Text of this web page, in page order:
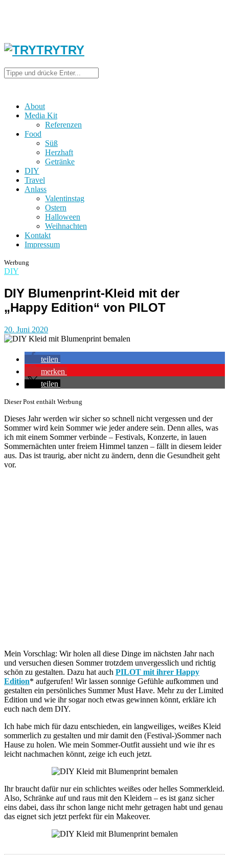
About
Media Kit
Referenzen
Food
Süß
Herzhaft
Getränke
DIY
Travel
Anlass
Valentinstag
Ostern
Halloween
Weihnachten
Kontakt
Impressum
Werbung
DIY
DIY Blumenprint-Kleid mit der
„Happy Edition“ von PILOT
20. Juni 2020
teilen
merken
teilen
Dieser Post enthält Werbung
Dieses Jahr werden wir sicher so schnell nicht vergessen und der
Sommer wird kein Sommer wie jeder andere sein. Denn alles, was
ich mit einem Sommer verbinde – Festivals, Konzerte, in lauen
Sommernächten unter freiem Himmel tanzen – fällt in diesem leider
aus. Das ist traurig, aber nicht zu ändern, denn die Gesundheit geht
vor.
Mein Vorschlag: Wir holen all diese Dinge im nächsten Jahr nach
und versuchen diesen Sommer trotzdem unvergesslich und richtig
schön zu gestalten. Dazu hat auch PILOT mit ihrer Happy
Edition* aufgerufen! Wir lassen sonnige Gefühle aufkommen und
gestalten ein persönliches Summer Must Have. Mehr zu der Limited
Edition und wie ihr sogar noch etwas gewinnen könnt, erkläre ich
euch nach dem DIY.
Ich habe mich für dazu entschieden, ein langweiliges, weißes Kleid
sommerlich zu gestalten und mir damit den (Festival-)Sommer nach
Hause zu holen. Wie mein Sommer-Outfit aussieht und wie ihr es
leicht nachmachen könnt, zeige ich euch jetzt.
Ihr braucht dafür nur ein schlichtes weißes oder helles Sommerkleid.
Also, Schränke auf und raus mit den Kleidern – es ist ganz sicher
eins dabei, dass ihr schon lange nicht mehr getragen habt und genau
das eignet sich jetzt perfekt für ein Makeover.